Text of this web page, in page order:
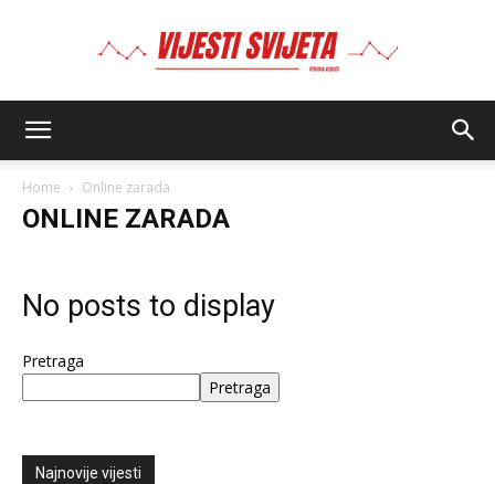
Home Online zarada
ONLINE ZARADA
No posts to display
Pretraga
Pretraga
Najnovije vijesti